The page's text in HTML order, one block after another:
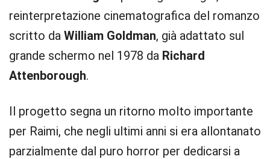
reinterpretazione cinematografica del romanzo
scritto da William Goldman, già adattato sul
grande schermo nel 1978 da Richard
Attenborough.
Il progetto segna un ritorno molto importante
per Raimi, che negli ultimi anni si era allontanato
parzialmente dal puro horror per dedicarsi a